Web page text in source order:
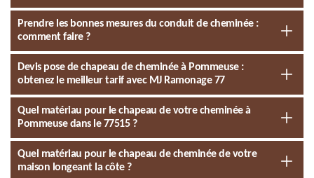
Prendre les bonnes mesures du conduit de cheminée :
comment faire ?
Devis pose de chapeau de cheminée à Pommeuse :
obtenez le meilleur tarif avec MJ Ramonage 77
Quel matériau pour le chapeau de votre cheminée à
Pommeuse dans le 77515 ?
Quel matériau pour le chapeau de cheminée de votre
maison longeant la côte ?